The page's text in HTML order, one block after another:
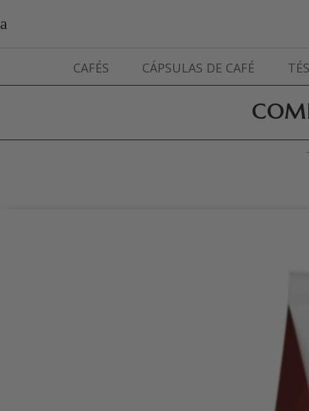
CAFÉS CÁPSULAS DE CAFÉ